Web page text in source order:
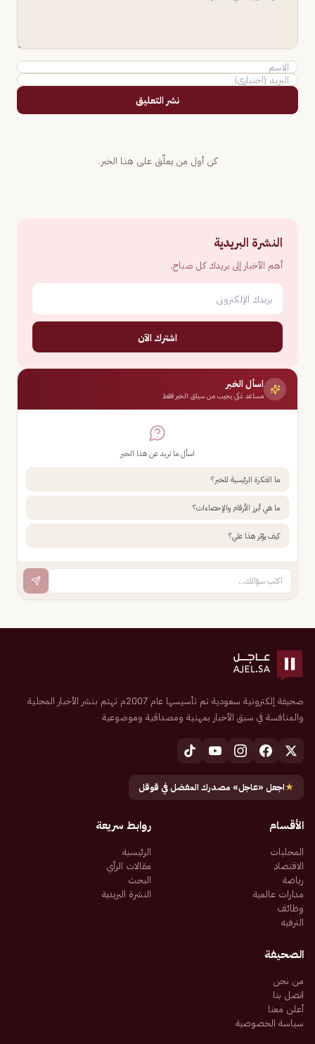
نشر التعليق
كن أول من يعلّق على هذا الخبر.
النشرة البريدية
أهم الأخبار إلى بريدك كل صباح.
اشترك الآن
اسأل الخبر
مساعد ذكي يجيب من سياق الخبر فقط
اسأل ما تريد عن هذا الخبر
ما الفكرة الرئيسية للخبر؟
ما هي أبرز الأرقام والإحصاءات؟
كيف يؤثر هذا علي؟
صحيفة إلكترونية سعودية تم تأسيسها عام 2007م تهتم بنشر الأخبار المحلية
والمنافسة في سبق الأخبار بمهنية ومصداقية وموضوعية
★اجعل «عاجل» مصدرك المفضل في قوقل
الأقسام
المحليات
الاقتصاد
رياضة
مدارات عالمية
وظائف
الترفيه
روابط سريعة
الرئيسية
مقالات الرأي
البحث
النشرة البريدية
الصحيفة
من نحن
اتصل بنا
أعلن معنا
سياسة الخصوصية